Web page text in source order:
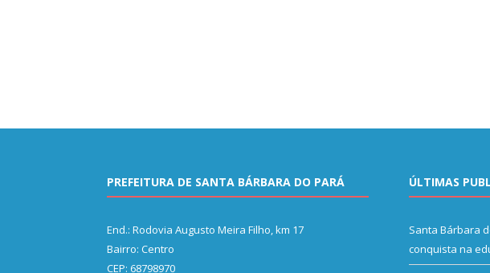
PREFEITURA DE SANTA BÁRBARA DO PARÁ
End.: Rodovia Augusto Meira Filho, km 17
Bairro: Centro
CEP: 68798970
ÚLTIMAS
Santa Bárbara
conquista na